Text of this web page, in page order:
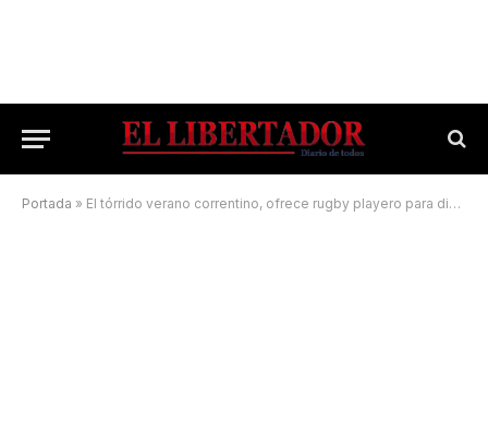
Portada » El tórrido verano correntino, ofrece rugby playero para disfrutar y alentar